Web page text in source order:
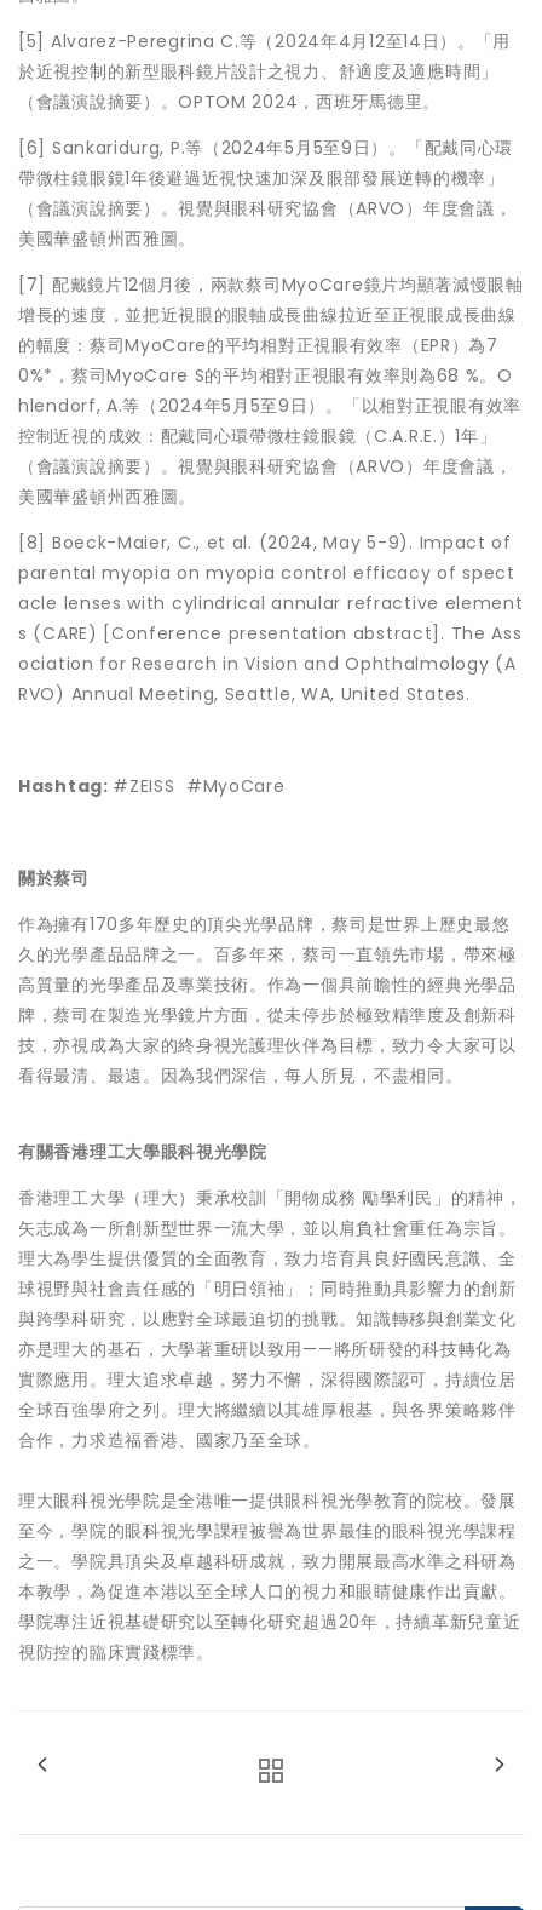
[5] Alvarez-Peregrina C.等（2024年4月12至14日）。「用
於近視控制的新型眼科鏡片設計之視力、舒適度及適應時間」
（會議演說摘要）。OPTOM 2024，西班牙馬德里。
[6] Sankaridurg, P.等（2024年5月5至9日）。「配戴同心環
帶微柱鏡眼鏡1年後避過近視快速加深及眼部發展逆轉的機率」
（會議演說摘要）。視覺與眼科研究協會（ARVO）年度會議，
美國華盛頓州西雅圖。
[7] 配戴鏡片12個月後，兩款蔡司MyoCare鏡片均顯著減慢眼軸
增長的速度，並把近視眼的眼軸成長曲線拉近至正視眼成長曲線
的幅度：蔡司MyoCare的平均相對正視眼有效率（EPR）為7
0%*，蔡司MyoCare S的平均相對正視眼有效率則為68 %。O
hlendorf, A.等（2024年5月5至9日）。「以相對正視眼有效率
控制近視的成效：配戴同心環帶微柱鏡眼鏡（C.A.R.E.）1年」
（會議演說摘要）。視覺與眼科研究協會（ARVO）年度會議，
美國華盛頓州西雅圖。
[8] Boeck-Maier, C., et al. (2024, May 5-9). Impact of
parental myopia on myopia control efficacy of spect
acle lenses with cylindrical annular refractive element
s (CARE) [Conference presentation abstract]. The Ass
ociation for Research in Vision and Ophthalmology (A
RVO) Annual Meeting, Seattle, WA, United States.
Hashtag: #ZEISS #MyoCare
關於蔡司
作為擁有170多年歷史的頂尖光學品牌，蔡司是世界上歷史最悠
久的光學產品品牌之一。百多年來，蔡司一直領先市場，帶來極
高質量的光學產品及專業技術。作為一個具前瞻性的經典光學品
牌，蔡司在製造光學鏡片方面，從未停步於極致精準度及創新科
技，亦視成為大家的終身視光護理伙伴為目標，致力令大家可以
看得最清、最遠。因為我們深信，每人所見，不盡相同。
有關香港理工大學眼科視光學院
香港理工大學（理大）秉承校訓「開物成務 勵學利民」的精神，
矢志成為一所創新型世界一流大學，並以肩負社會重任為宗旨。
理大為學生提供優質的全面教育，致力培育具良好國民意識、全
球視野與社會責任感的「明日領袖」；同時推動具影響力的創新
與跨學科研究，以應對全球最迫切的挑戰。知識轉移與創業文化
亦是理大的基石，大學著重研以致用——將所研發的科技轉化為
實際應用。理大追求卓越，努力不懈，深得國際認可，持續位居
全球百強學府之列。理大將繼續以其雄厚根基，與各界策略夥伴
合作，力求造福香港、國家乃至全球。
理大眼科視光學院是全港唯一提供眼科視光學教育的院校。發展
至今，學院的眼科視光學課程被譽為世界最佳的眼科視光學課程
之一。學院具頂尖及卓越科研成就，致力開展最高水準之科研為
本教學，為促進本港以至全球人口的視力和眼睛健康作出貢獻。
學院專注近視基礎研究以至轉化研究超過20年，持續革新兒童近
視防控的臨床實踐標準。